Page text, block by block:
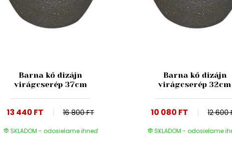
Barna kő dizájn
virágcserép 37cm
13 440 FT 16 800 FT
SKLADOM - odosielame ihneď
Barna kő dizájn
virágcserép 32cm
10 080 FT 12 600
SKLADOM - odosielame